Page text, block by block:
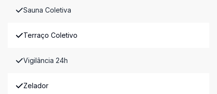
Sauna Coletiva
Terraço Coletivo
Vigilância 24h
Zelador